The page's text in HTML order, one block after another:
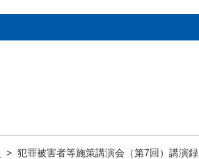
> 犯罪被害者等施策講演会（第7回）講演録